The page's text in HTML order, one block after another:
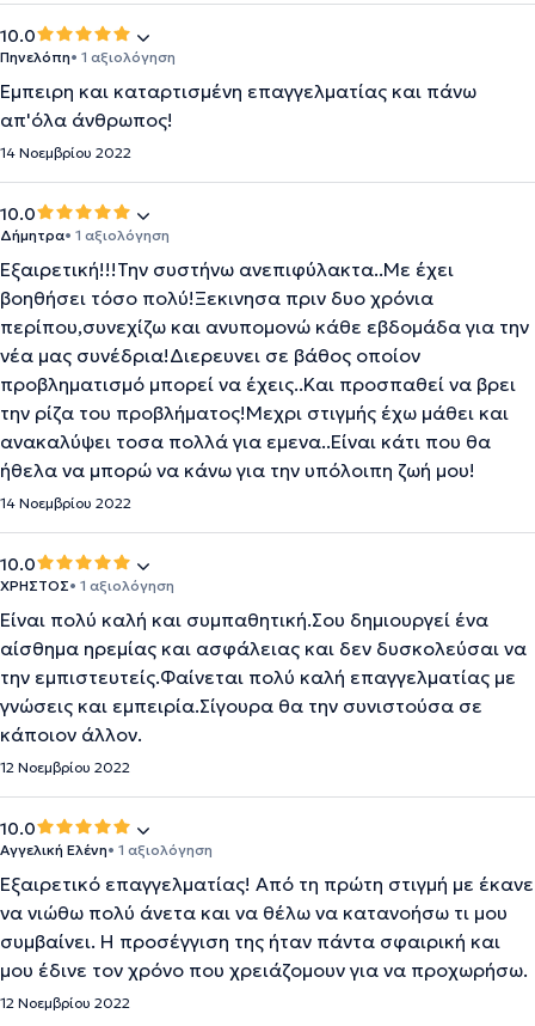
10.0
Πηνελόπη• 1 αξιολόγηση
Έμπειρη και καταρτισμένη επαγγελματίας και πάνω
απ'όλα άνθρωπος!
14 Νοεμβρίου 2022
10.0
Δήμητρα• 1 αξιολόγηση
Εξαιρετική!!!Την συστήνω ανεπιφύλακτα..Με έχει
βοηθήσει τόσο πολύ!Ξεκινησα πριν δυο χρόνια
περίπου,συνεχίζω και ανυπομονώ κάθε εβδομάδα για την
νέα μας συνέδρια!Διερευνει σε βάθος οποίον
προβληματισμό μπορεί να έχεις..Και προσπαθεί να βρει
την ρίζα του προβλήματος!Μεχρι στιγμής έχω μάθει και
ανακαλύψει τοσα πολλά για εμενα..Είναι κάτι που θα
ήθελα να μπορώ να κάνω για την υπόλοιπη ζωή μου!
14 Νοεμβρίου 2022
10.0
ΧΡΗΣΤΟΣ• 1 αξιολόγηση
Είναι πολύ καλή και συμπαθητική.Σου δημιουργεί ένα
αίσθημα ηρεμίας και ασφάλειας και δεν δυσκολεύσαι να
την εμπιστευτείς.Φαίνεται πολύ καλή επαγγελματίας με
γνώσεις και εμπειρία.Σίγουρα θα την συνιστούσα σε
κάποιον άλλον.
12 Νοεμβρίου 2022
10.0
Αγγελική Ελένη• 1 αξιολόγηση
Εξαιρετικό επαγγελματίας! Από τη πρώτη στιγμή με έκανε
να νιώθω πολύ άνετα και να θέλω να κατανοήσω τι μου
συμβαίνει. Η προσέγγιση της ήταν πάντα σφαιρική και
μου έδινε τον χρόνο που χρειάζομουν για να προχωρήσω.
12 Νοεμβρίου 2022